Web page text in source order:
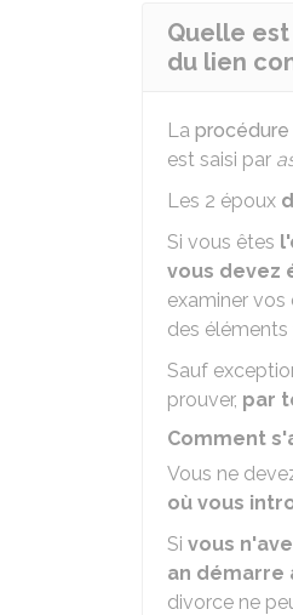
Quelle
du lien
La
est saisi par
Les 2 époux
Si vous êtes
vous devez
examiner
des
Sauf
prouver, par
Comment
Vous ne
où vous
Si vous
an démarre
divorce ne